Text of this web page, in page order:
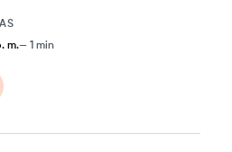
m. 1 min